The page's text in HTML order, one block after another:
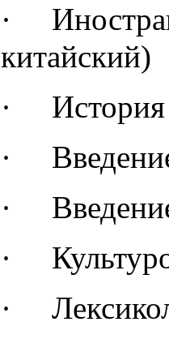
·
китайский)
·
·
·
·
·